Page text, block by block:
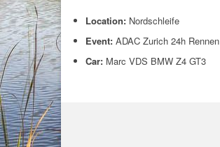
Location: Nordschleife
Event: ADAC Zurich 24h Rennen
Car: Marc VDS BMW Z4 GT3